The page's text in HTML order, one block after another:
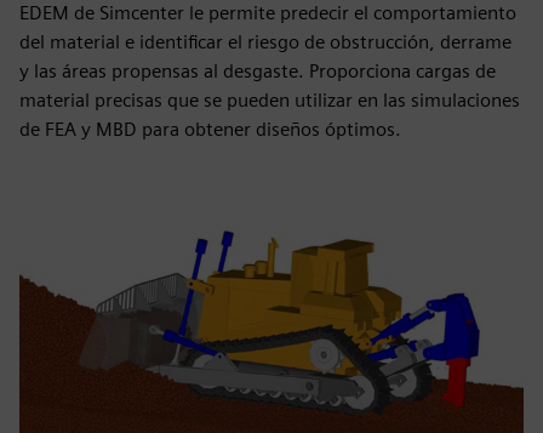
EDEM de Simcenter le permite predecir el comportamiento
del material e identificar el riesgo de obstrucción, derrame
y las áreas propensas al desgaste. Proporciona cargas de
material precisas que se pueden utilizar en las simulaciones
de FEA y MBD para obtener diseños óptimos.